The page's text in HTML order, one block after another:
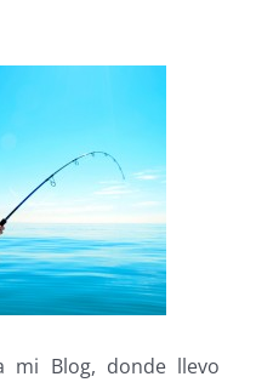
mi Blog, donde llevo